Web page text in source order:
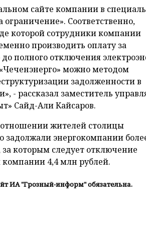
сайте компании в
Соответственно,
которой сотрудники компании
производить оплату за
полного отключения
можно методом
задолженности в
- рассказал заместитель
Сайд-Али Кайсаров.
отношении жителей столицы
задолжали энергокомпании
которым следует отключение
компании 4,4 млн рублей.
ИА "Грозный-информ" обязательна.